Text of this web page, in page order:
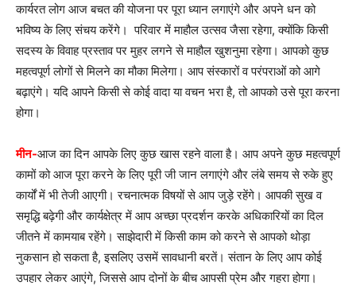
कार्यरत लोग आज बचत की योजना पर पूरा ध्यान लगाएंगे और अपने धन को
भविष्य के लिए संचय करेंगे। परिवार में माहौल उत्सव जैसा रहेगा, क्योंकि किसी
सदस्य के विवाह प्रस्ताव पर मुहर लगने से माहौल खुशनुमा रहेगा। आपको कुछ
महत्वपूर्ण लोगों से मिलने का मौका मिलेगा। आप संस्कारों व परंपराओं को आगे
बढ़ाएंगे। यदि आपने किसी से कोई वादा या वचन भरा है, तो आपको उसे पूरा करना
होगा।
मीन-आज का दिन आपके लिए कुछ खास रहने वाला है। आप अपने कुछ महत्वपूर्ण
कामों को आज पूरा करने के लिए पूरी जी जान लगाएंगे और लंबे समय से रुके हुए
कार्यों में भी तेजी आएगी। रचनात्मक विषयों से आप जुड़े रहेंगे। आपकी सुख व
समृद्धि बढ़ेगी और कार्यक्षेत्र में आप अच्छा प्रदर्शन करके अधिकारियों का दिल
जीतने में कामयाब रहेंगे। साझेदारी में किसी काम को करने से आपको थोड़ा
नुकसान हो सकता है, इसलिए उसमें सावधानी बरतें। संतान के लिए आप कोई
उपहार लेकर आएंगे, जिससे आप दोनों के बीच आपसी प्रेम और गहरा होगा।